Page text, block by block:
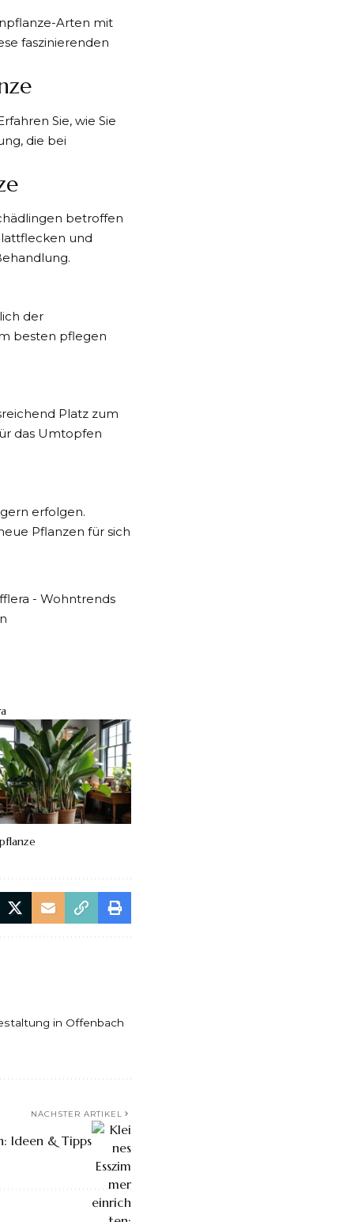
Arten mit
faszinierenden
Sie, wie Sie
die bei
betroffen
und
der
besten pflegen
Platz zum
das Umtopfen
erfolgen.
Pflanzen für sich
in Offenbach
NÄCHSTER ARTIKEL
Ideen & Tipps